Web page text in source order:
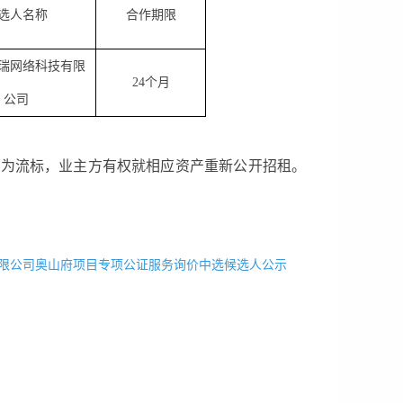
人名称 合作期限
网络科技有限
公司
24个月
流标，业主方有权就相应资产重新公开招租。
公司奥山府项目专项公证服务询价中选候选人公示